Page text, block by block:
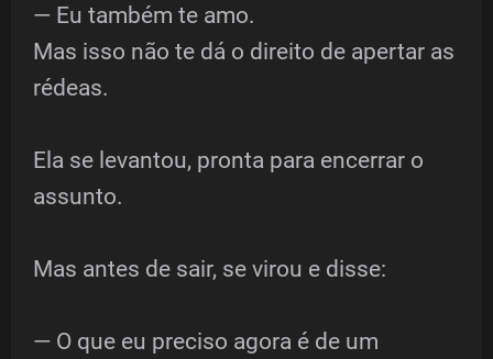
— Eu também te amo.
Mas isso não te dá o direito de apertar as
rédeas.
Ela se levantou, pronta para encerrar o
assunto.
Mas antes de sair, se virou e disse:
— O que eu preciso agora é de um